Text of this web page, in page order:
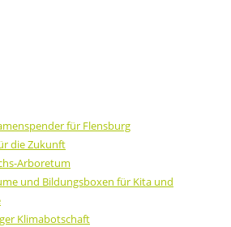
für Flensburg
die Zukunft
Arboretum
und Bildungsboxen für Kita und
Klimabotschaft